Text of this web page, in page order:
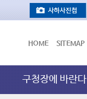
HOME SITEMAP
구청장에 바란다